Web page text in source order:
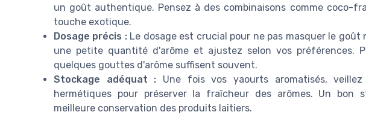
un goût authentique. Pensez à des combinaisons comme coco-
touche exotique.
Dosage précis :Le dosage est crucial pour ne pas masquer le goût
une petite quantité d'arôme et ajustez selon vos préférences.
quelques gouttes d'arôme suffisent souvent.
Stockage adéquat : Une fois vos yaourts aromatisés,
hermétiques pour préserver la fraîcheur des arômes. Un bon
meilleure conservation des produits laitiers.